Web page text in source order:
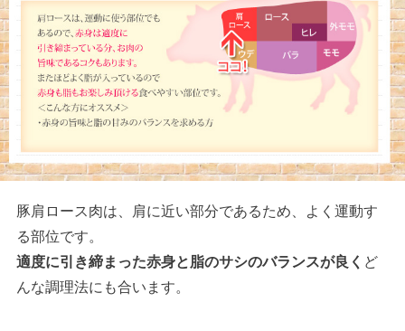
豚肩ロース肉は、肩に近い部分であるため、よく運動す
る部位です。
適度に引き締まった赤身と脂のサシのバランスが良く ど
んな調理法にも合います。